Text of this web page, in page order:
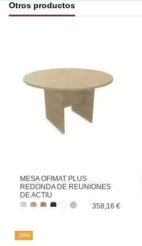
Otros productos
MESA OFIMAT PLUS
REDONDA DE REUNIONES
DE ACTIU
358,16 €
-50%